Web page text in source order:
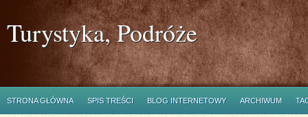
Turystyka, Podróże
STRONA GŁÓWNA SPIS TREŚCI BLOG INTERNETOWY ARCHIWUM